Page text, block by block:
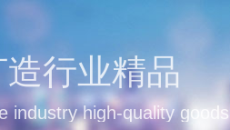
行业精品
industry high-quality goods